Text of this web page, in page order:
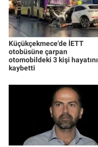
Küçükçekmece'de İETT
otobüsüne çarpan
otomobildeki 3 kişi hayatını
kaybetti